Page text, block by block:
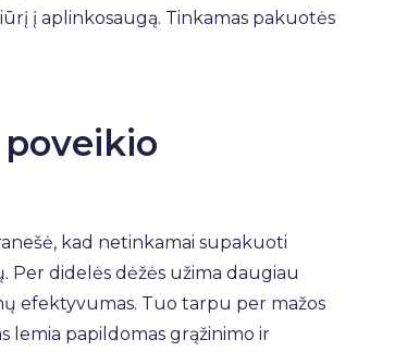
į aplinkosaugą. Tinkamas pakuotės
kad netinkamai supakuoti
Per didelės dėžės užima daugiau
efektyvumas. Tuo tarpu per mažos
lemia papildomas grąžinimo ir